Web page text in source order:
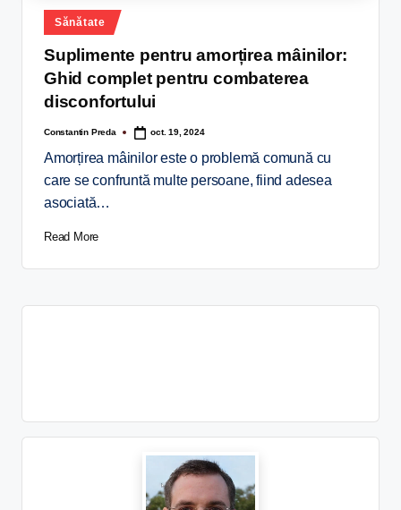
Sănătate
Suplimente pentru amorțirea mâinilor:
Ghid complet pentru combaterea
disconfortului
Constantin Preda oct. 19, 2024
Amorțirea mâinilor este o problemă comună cu
care se confruntă multe persoane, fiind adesea
asociată…
Read More